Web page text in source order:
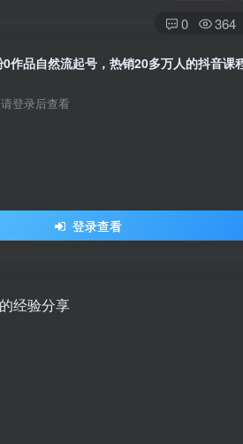
0 364
登录后查看
登录查看
经验分享